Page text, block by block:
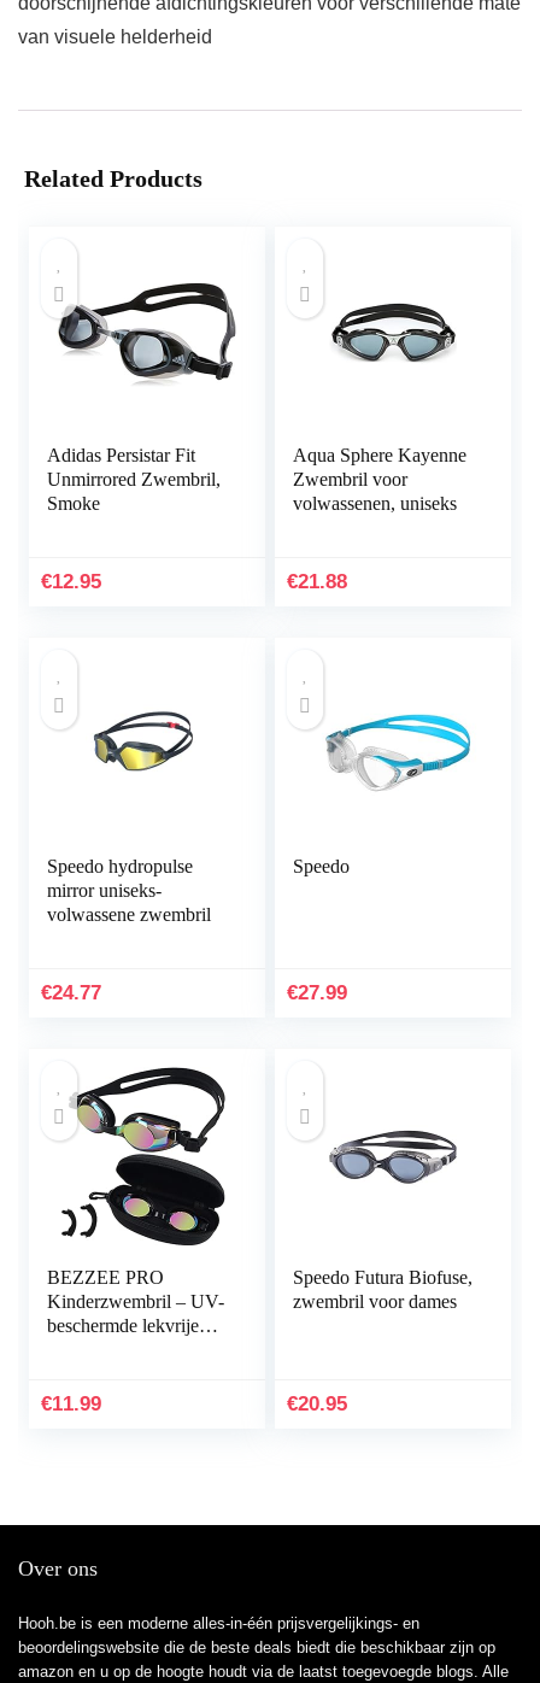
van visuele helderheid
Related Products
Adidas Persistar Fit
Unmirrored Zwembril,
Smoke
€12.95
Aqua Sphere Kayenne
Zwembril voor
volwassenen, uniseks
€21.88
Speedo hydropulse
mirror uniseks-
volwassene zwembril
€24.77
Speedo
€27.99
BEZZEE PRO
Kinderzwembril – UV-
beschermde lekvrije
en 3 verwisselbare…
€11.99
Speedo Futura Biofuse,
zwembril voor dames
€20.95
Over ons
Hooh.be is een moderne alles-in-één prijsvergelijkings- en
beoordelingswebsite die de beste deals biedt die beschikbaar zijn op
amazon en u op de hoogte houdt via de laatst toegevoegde blogs. Alle